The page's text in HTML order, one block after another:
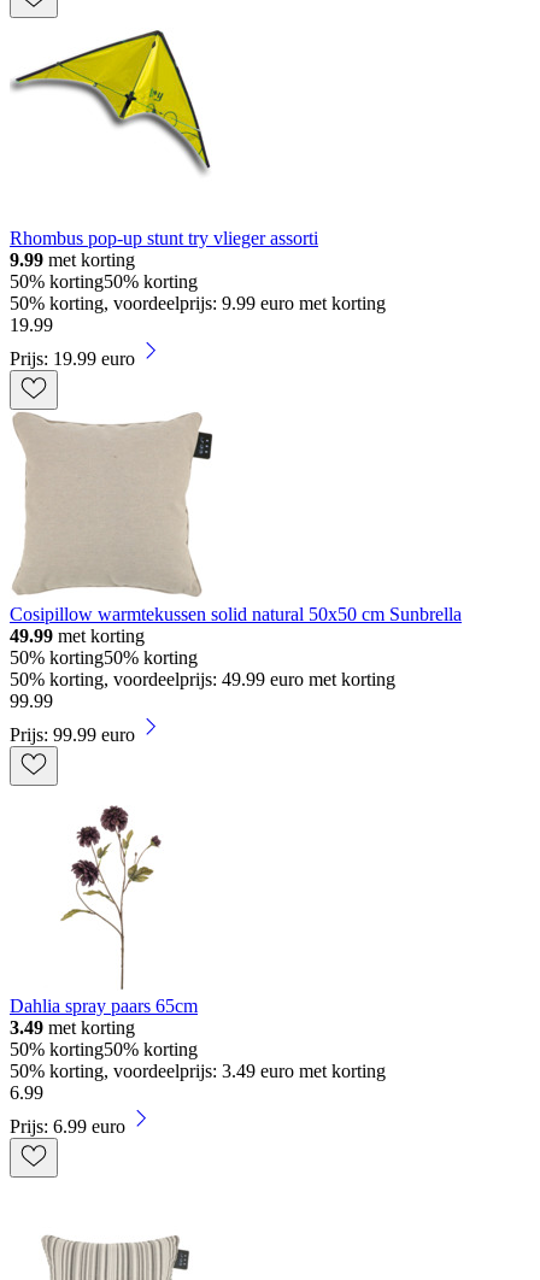
Rhombus pop-up stunt try vlieger assorti
9.99 met korting
50% korting50% korting
50% korting, voordeelprijs: 9.99 euro met korting
19.99
Prijs: 19.99 euro
Cosipillow warmtekussen solid natural 50x50 cm Sunbrella
49.99 met korting
50% korting50% korting
50% korting, voordeelprijs: 49.99 euro met korting
99.99
Prijs: 99.99 euro
Dahlia spray paars 65cm
3.49 met korting
50% korting50% korting
50% korting, voordeelprijs: 3.49 euro met korting
6.99
Prijs: 6.99 euro